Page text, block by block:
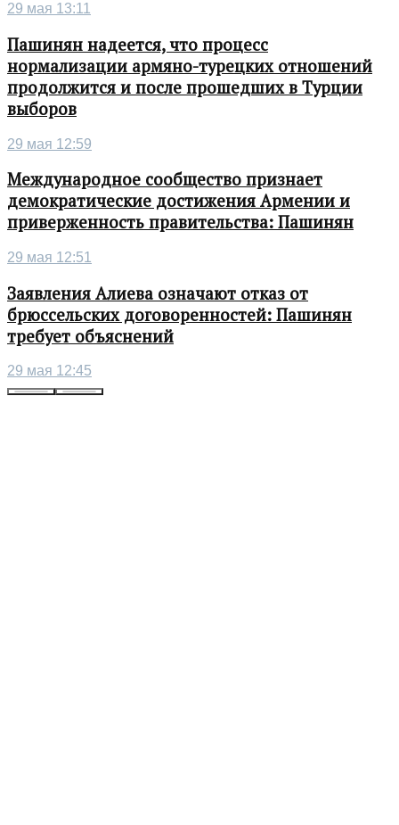
29 мая 13:11
Пашинян надеется, что процесс
нормализации армяно-турецких отношений
продолжится и после прошедших в Турции
выборов
29 мая 12:59
Международное сообщество признает
демократические достижения Армении и
приверженность правительства: Пашинян
29 мая 12:51
Заявления Алиева означают отказ от
брюссельских договоренностей: Пашинян
требует объяснений
29 мая 12:45